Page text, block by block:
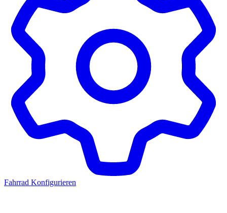
Fahrrad Konfigurieren